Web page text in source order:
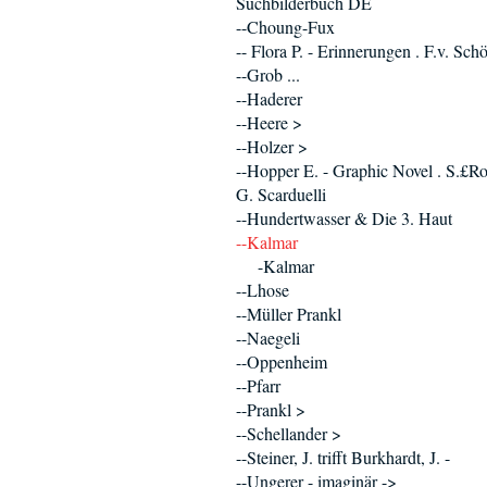
--Choung-Fux
-- Flora P. - Erinnerungen . F.v.
--Grob ...
--Haderer
--Heere >
--Holzer >
--Hopper E. - Graphic Novel .
G. Scarduelli
--Hundertwasser & Die 3. Haut
--Kalmar
-Kalmar
--Lhose
--Müller Prankl
--Naegeli
--Oppenheim
--Pfarr
--Prankl >
--Schellander >
--Steiner, J. trifft Burkhardt, J. -
--Ungerer - imaginär ->